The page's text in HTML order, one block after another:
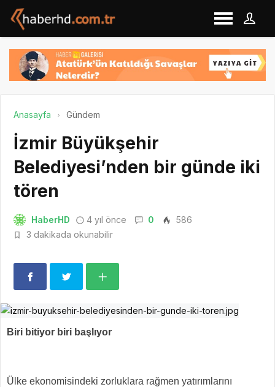
Anasayfa Gündem
İzmir Büyükşehir
Belediyesi’nden bir günde iki
tören
HaberHD 4 yıl önce 0
586
3 dakikada okunabilir
Biri bitiyor biri başlıyor
Ülke ekonomisindeki zorluklara rağmen yatırımlarını